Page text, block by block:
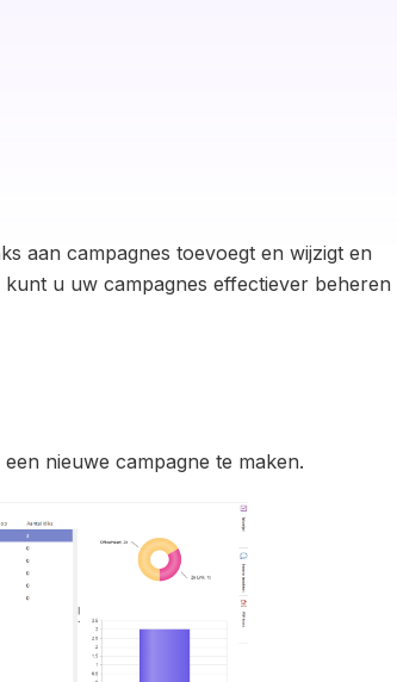
aan campagnes toevoegt en wijzigt en
u uw campagnes effectiever beheren
nieuwe campagne te maken.